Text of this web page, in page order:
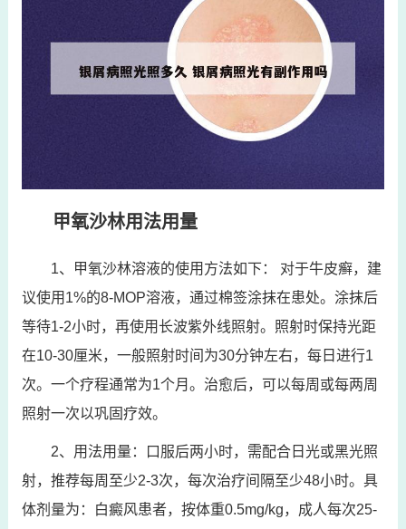
甲氧沙林用法用量
1、甲氧沙林溶液的使用方法如下： 对于牛皮癣，建
议使用1%的8-MOP溶液，通过棉签涂抹在患处。涂抹后
等待1-2小时，再使用长波紫外线照射。照射时保持光距
在10-30厘米，一般照射时间为30分钟左右，每日进行1
次。一个疗程通常为1个月。治愈后，可以每周或每两周
照射一次以巩固疗效。
2、用法用量：口服后两小时，需配合日光或黑光照
射，推荐每周至少2-3次，每次治疗间隔至少48小时。具
体剂量为：白癜风患者，按体重0.5mg/kg，成人每次25-